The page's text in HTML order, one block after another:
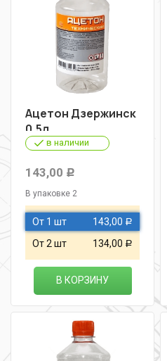
Ацетон Дзержинск
0,5л
в наличии
143,00 Р
В упаковке 2
От 1 шт 143,00 Р
От 2 шт 134,00 Р
В КОРЗИНУ